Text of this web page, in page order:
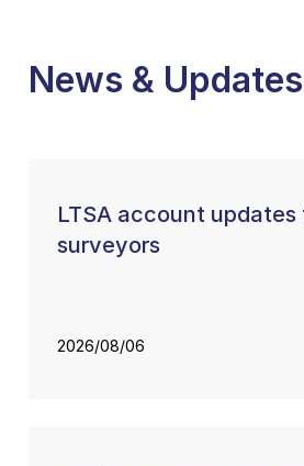
News & Updates
LTSA account updates
surveyors
2026/08/06